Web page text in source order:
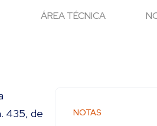
ÁREA TÉCNICA
NOTAS